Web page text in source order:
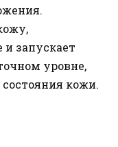
запускает
уровне,
кожи.